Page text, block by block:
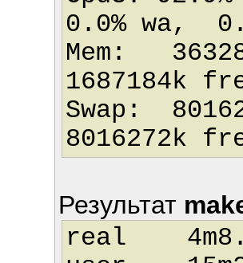
0.0% wa,
Mem:
1687184k
Swap:
8016272k
Результат
real